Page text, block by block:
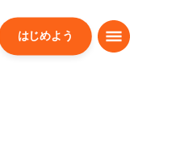
はじめよう